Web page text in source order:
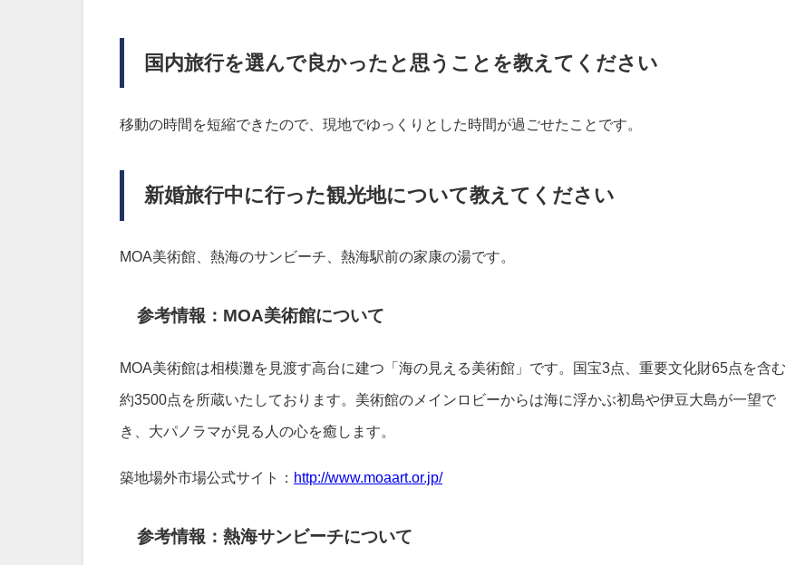
国内旅行を選んで良かったと思うことを教えてください
移動の時間を短縮できたので、現地でゆっくりとした時間が過ごせたことです。
新婚旅行中に行った観光地について教えてください
MOA美術館、熱海のサンビーチ、熱海駅前の家康の湯です。
参考情報：MOA美術館について
MOA美術館は相模灘を見渡す高台に建つ「海の見える美術館」です。国宝3点、重要文化財65点を含む
約3500点を所蔵いたしております。美術館のメインロビーからは海に浮かぶ初島や伊豆大島が一望で
き、大パノラマが見る人の心を癒します。
築地場外市場公式サイト： http://www.moaart.or.jp/
参考情報：熱海サンビーチについて